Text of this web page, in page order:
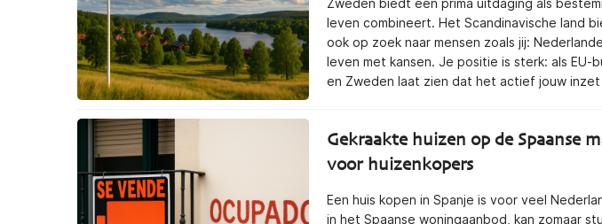
Zweden biedt een prima uitdaging als
leven combineert. Het Scandinavische land
ook op zoek naar mensen zoals jij:
leven met kansen. Je positie is sterk: als
en Zweden laat zien dat het actief jouw
Gekraakte huizen op de Spaanse
voor huizenkopers
Een huis kopen in Spanje is voor veel
in het Spaanse woningaanbod, kan zomaar